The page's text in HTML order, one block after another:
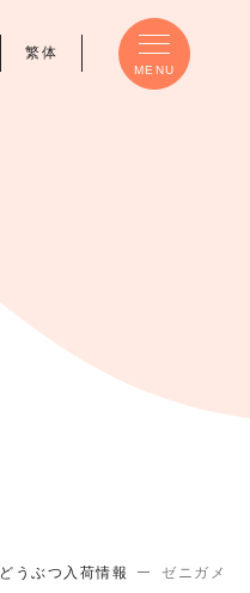
繁体
MENU
どうぶつ入荷情報 ゼニガメ